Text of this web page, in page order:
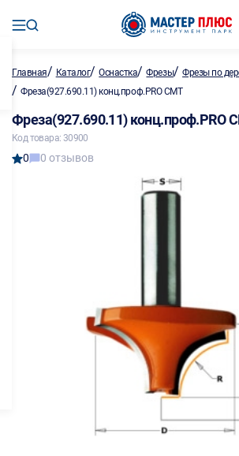
Главная/ Каталог/Оснастка/Фрезы/Фрезы по
/ Фреза(927.690.11) конц.проф.PRO CMT
Фреза(927.690.11) конц.проф.PRO
Код товара: 30900
0 0 отзывов